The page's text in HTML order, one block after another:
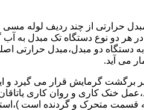
حرارتی از چند ردیف لوله
هر دو نوع دستگاه تک مبدل به
دستگاه دو مبدل،مبدل حرارتی
می آید.
گرمایش قرار می گیرد و این
باشد،عمل خنک کاری و روان کاری
قسمت متحرک و گردنده است